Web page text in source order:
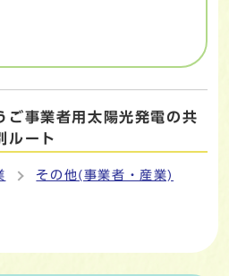
ご事業者用太陽光発電の共
ルート
その他(事業者・産業)